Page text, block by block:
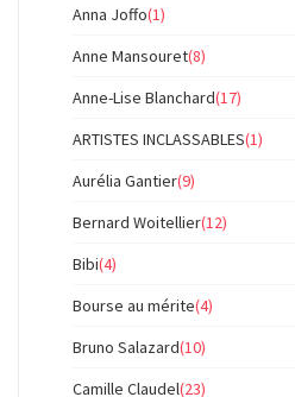
Anna Joffo(1)
Anne Mansouret(8)
Anne-Lise Blanchard(17)
ARTISTES INCLASSABLES(1)
Aurélia Gantier(9)
Bernard Woitellier(12)
Bibi(4)
Bourse au mérite(4)
Bruno Salazard(10)
Camille Claudel(23)